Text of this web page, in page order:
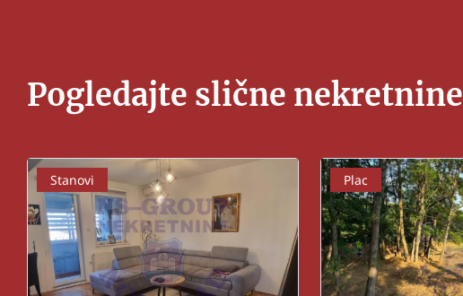
Pogledajte slične nekretnine
Stanovi Plac